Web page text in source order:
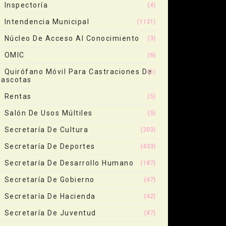
Inspectoría (4)
Intendencia Municipal (1131)
Núcleo De Acceso Al Conocimiento (3)
OMIC (6)
Quirófano Móvil Para Castraciones De(1)
Rentas (5)
Salón De Usos Múltiles (5)
Secretaría De Cultura (203)
Secretaría De Deportes (433)
Secretaría De Desarrollo Humano (187)
Secretaría De Gobierno (47)
Secretaría De Hacienda (42)
Secretaría De Juventud (87)